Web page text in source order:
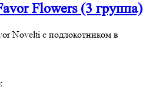
Flowers (3 группа)
Novelti с подлокотником в